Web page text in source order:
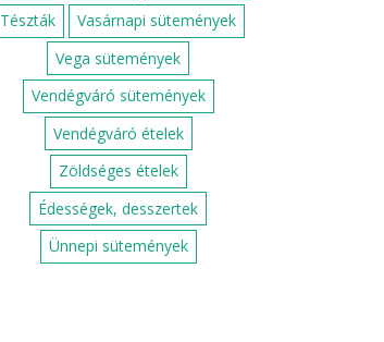
Tészták
Vasárnapi sütemények
Vega sütemények
Vendégváró sütemények
Vendégváró ételek
Zöldséges ételek
Édességek, desszertek
Ünnepi sütemények